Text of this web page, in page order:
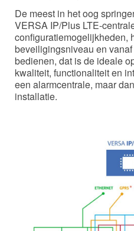
De meest in het oog
VERSA IP/Plus LTE-
configuratiemogelijkheden,
beveiligingsniveau en
bedienen, dat is de ideale
kwaliteit, functionaliteit en
een alarmcentrale, maar
installatie.